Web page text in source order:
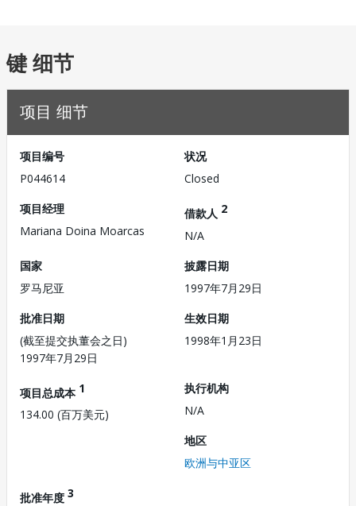
键 细节
项目 细节
项目编号
P044614
状况
Closed
项目经理
Mariana Doina Moarcas
借款人 2
N/A
国家
罗马尼亚
披露日期
1997年7月29日
批准日期
(截至提交执董会之日)
1997年7月29日
生效日期
1998年1月23日
项目总成本 1
134.00 (百万美元)
执行机构
N/A
地区
欧洲与中亚区
批准年度 3